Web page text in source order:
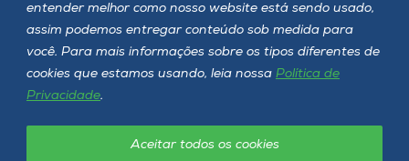
entender melhor como nosso website está sendo usado,
assim podemos entregar conteúdo sob medida para
você. Para mais informações sobre os tipos diferentes de
cookies que estamos usando, leia nossa Política de
Privacidade.
Aceitar todos os cookies